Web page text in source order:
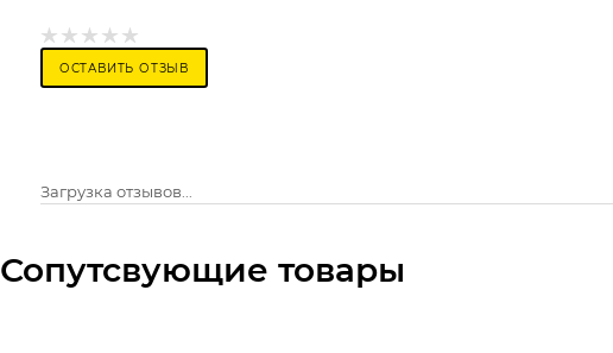
ОСТАВИТЬ ОТЗЫВ
Загрузка отзывов...
Сопутсвующие товары